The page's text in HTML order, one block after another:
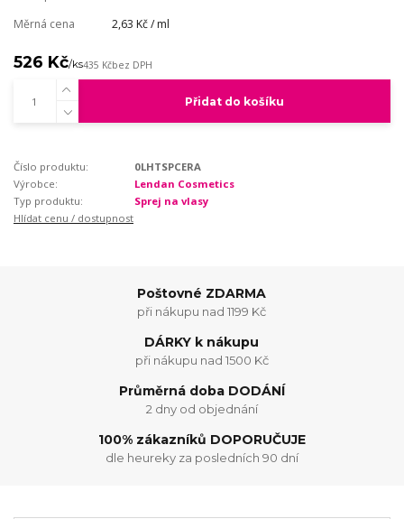
Měrná cena
2,63 Kč / ml
526 Kč/ks435 Kčbez DPH
Přidat do košíku
Číslo produktu:
0LHTSPCERA
Výrobce:
Lendan Cosmetics
Typ produktu:
Sprej na vlasy
Hlídat cenu / dostupnost
Poštovné ZDARMA
při nákupu nad 1199 Kč
DÁRKY k nákupu
při nákupu nad 1500 Kč
Průměrná doba DODÁNÍ
2 dny od objednání
100% zákazníků DOPORUČUJE
dle heureky za posledních 90 dní